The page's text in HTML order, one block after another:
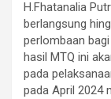
H.Fhatanalia
berlangsung
perlombaan
hasil MTQ ini
pada
pada April 2024